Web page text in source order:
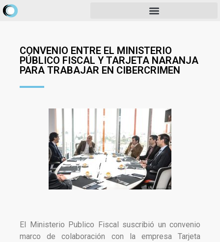
CONVENIO ENTRE EL MINISTERIO
PÚBLICO FISCAL Y TARJETA NARANJA
PARA TRABAJAR EN CIBERCRIMEN
El Ministerio Publico Fiscal suscribió un convenio
marco de colaboración con la empresa Tarjeta